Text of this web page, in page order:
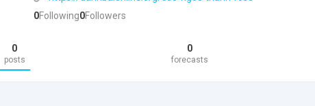
0Following0Followers
0
posts
0
forecasts